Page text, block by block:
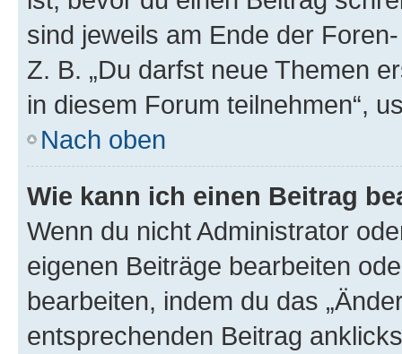
sind jeweils am Ende der
Z. B. „Du darfst neue Themen
in diesem Forum teilnehmen“,
Nach oben
Wie kann ich einen Beitrag
Wenn du nicht Administrator
eigenen Beiträge bearbeiten
bearbeiten, indem du das
entsprechenden Beitrag